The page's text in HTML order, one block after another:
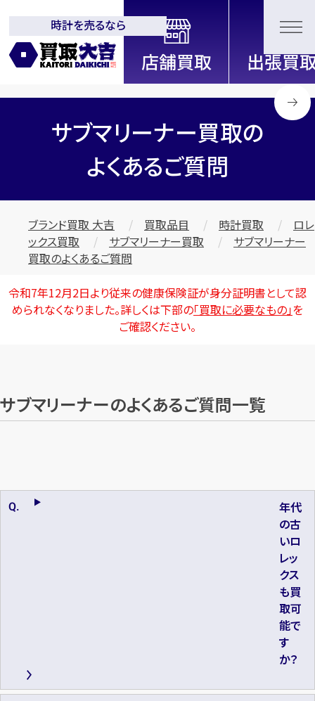
全国2200店舗以上展開中！
信頼と実績の買取専門店「買取大
吉」
時計を売るなら
サブマリーナー買取の
よくあるご質問
ブランド買取 大吉 買取品目 時計買取
ロレ
ックス買取
サブマリーナー買取
サブマリーナー
買取のよくあるご質問
令和7年12月2日より従来の健康保険証が身分証明書として認
められなくなりました。詳しくは下部の「買取に必要なもの」を
ご確認ください。
サブマリーナーのよくあるご質問一覧
年代
の古
いロ
レッ
クス
も買
取可
能で
す
か？